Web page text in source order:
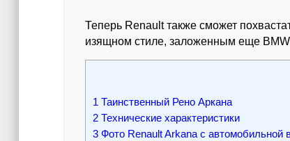
Теперь Renault также сможет
изящном стиле, заложенным еще
1 Таинственный Рено Аркана
2 Технические характеристики
3 Фото Renault Arkana с автомобильной